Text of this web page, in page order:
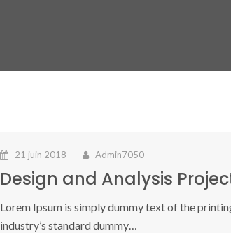
21 juin 2018 Admin7050
Design and Analysis
Lorem Ipsum is simply dummy text of the
industry’s standard dummy…